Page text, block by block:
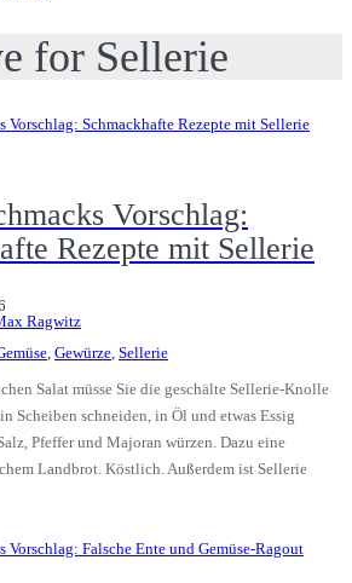
for Sellerie
Vorschlag:
Rezepte mit Sellerie
Ragwitz
Gewürze Sellerie
Salat müsse Sie die geschälte Sellerie-Knolle
Scheiben schneiden, in Öl und etwas Essig
Pfeffer und Majoran würzen. Dazu eine
Landbrot. Köstlich. Außerdem ist Sellerie